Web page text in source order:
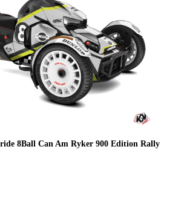
8Ball Can Am Ryker 900 Edition Rally